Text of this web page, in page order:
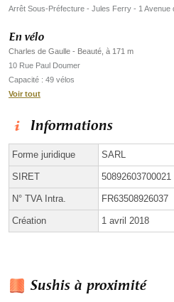
Arrêt Sous-Préfecture - Jules Ferry - 1 Avenue
En vélo
Charles de Gaulle - Beauté, à 171 m
10 Rue Paul Doumer
Capacité : 49 vélos
Voir tout
Informations
Forme juridique SARL
SIRET 50892603700021
N° TVA Intra. FR63508926037
Création 1 avril 2018
Sushis à proximité